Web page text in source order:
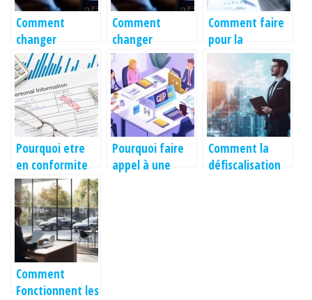
Comment
changer
l’adresse sur la
carte grise ?
Comment
changer
l’adresse sur la
carte grise ?
Comment faire
pour la
publication
d’une annonce
legale ?
Pourquoi etre
en conformite
avec RGPD ?
Pourquoi faire
appel à une
Comment la
défiscalisation
Comment
Fonctionnent les